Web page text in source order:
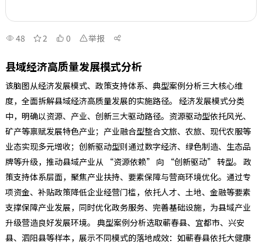
48 2 0 举报
县域经济高质量发展模式分析
该脑图从经济发展模式、政策支持体系、典型案例分析三大核心维
度，全面拆解县域经济高质量发展的实施路径。 经济发展模式分类
中，明确以资源、产业、创新三大驱动路径。资源驱动型依托风光、
矿产等禀赋发展特色产业；产业融合型整合文旅、农旅、现代农服等
业态实现多元增收；创新驱动型则通过数字经济、绿色制造、生态品
牌等升级，推动县域产业从 “资源依赖” 向 “创新驱动” 转型。 政
策支持体系层面，聚焦产业扶持、要素保障与营商环境优化。通过专
项资金、补贴政策降低企业经营门槛，依托人才、土地、金融等要素
支撑保障产业发展，同时优化政务服务、完善基础设施，为县域产业
升级营造良好发展环境。 典型案例分析选取蕲春县、宜都市、兴安
县、泗阳县等样本，展示不同模式的落地成效：如蕲春县依托大健康